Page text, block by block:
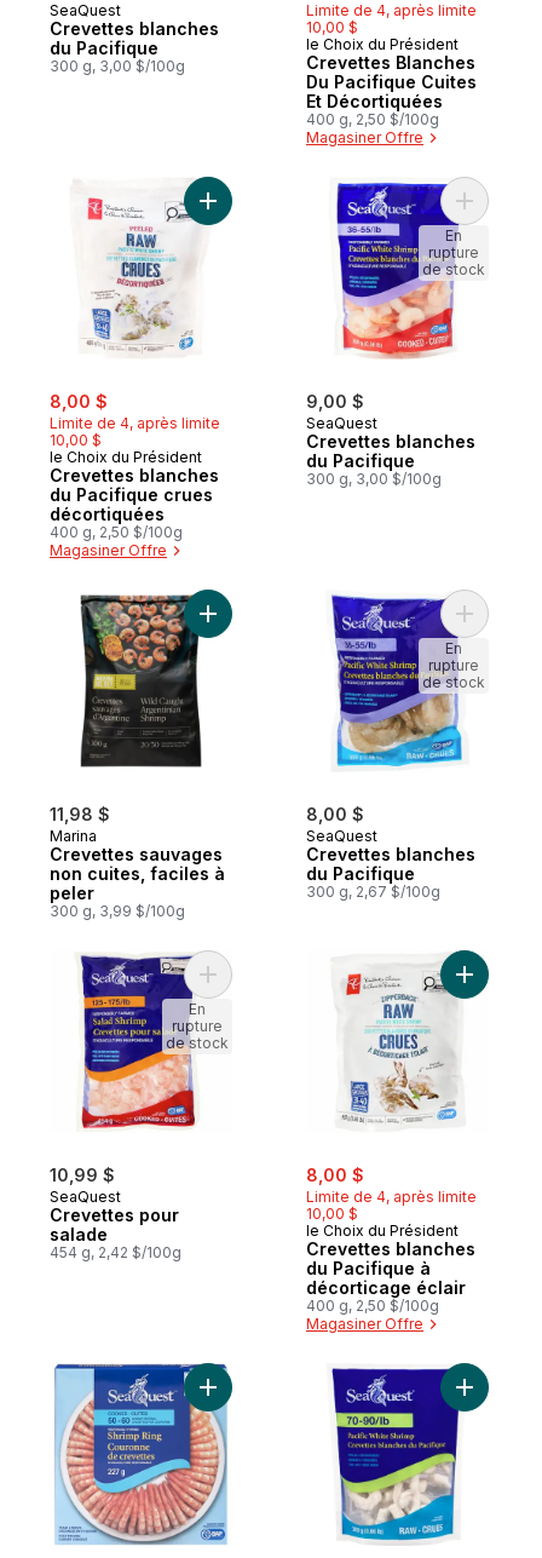
SeaQuest
Crevettes blanches
du Pacifique
300 g, 3,00 $/100g
Limite de 4, après limite
10,00 $
le Choix du Président
Crevettes Blanches
Du Pacifique Cuites
Et Décortiquées
400 g, 2,50 $/100g
Magasiner Offre
sale:
8,00 $
Limite de 4, après limite
10,00 $
le Choix du Président
Crevettes blanches
du Pacifique crues
décortiquées
400 g, 2,50 $/100g
Magasiner Offre
Ajouter Crevettes blanches du Pacifique
9,00 $
SeaQuest
Crevettes blanches
du Pacifique
300 g, 3,00 $/100g
Ajouter
En
rupture
de stock
11,98 $
Marina
Crevettes sauvages
non cuites, faciles à
peler
300 g, 3,99 $/100g
Ajouter Crevettes sauvages non cuites,
8,00 $
SeaQuest
Crevettes blanches
du Pacifique
300 g, 2,67 $/100g
Ajouter
En
rupture
de stock
10,99 $
SeaQuest
Crevettes pour
salade
454 g, 2,42 $/100g
Ajouter Crevettes pour salade au panier
En
rupture
de stock
sale:
8,00 $
Limite de 4, après limite
10,00 $
le Choix du Président
Crevettes blanches
du Pacifique à
décorticage éclair
400 g, 2,50 $/100g
Magasiner Offre
Ajouter Couronne de crevettes au panier
Ajouter